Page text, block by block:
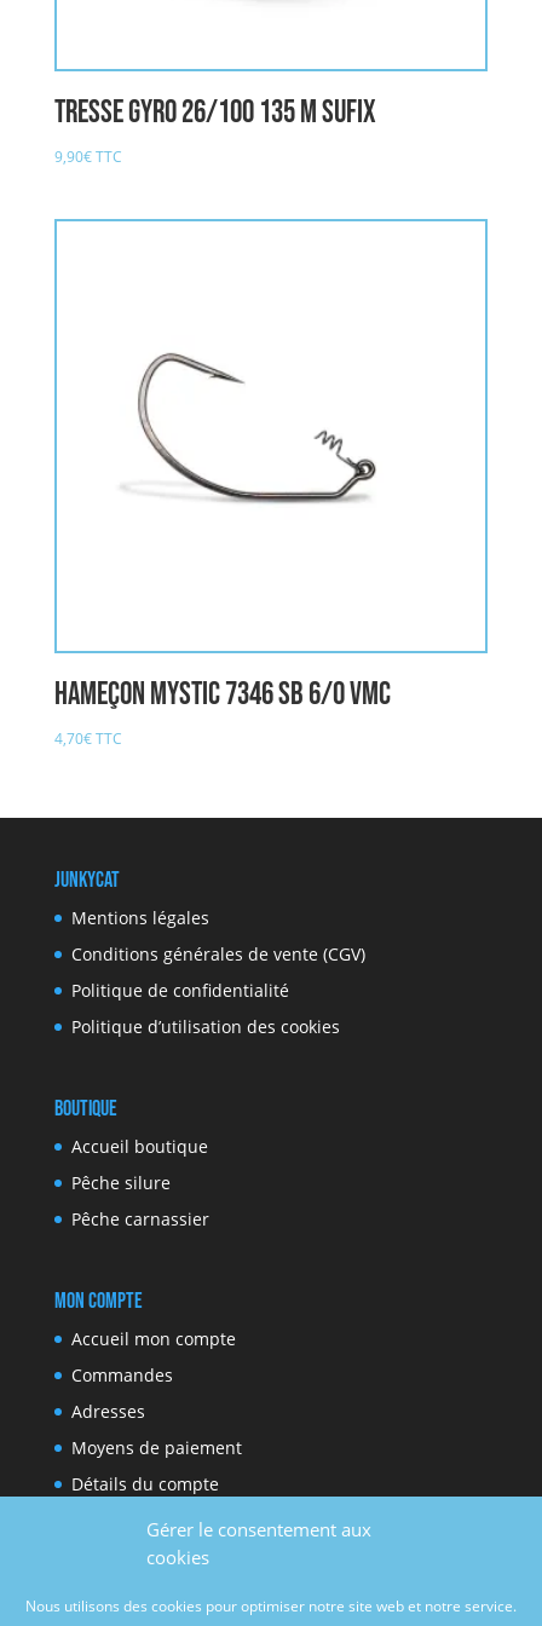
Gérer le consentement aux
cookies
Nous utilisons des cookies pour optimiser notre site web et notre service.
Tresse GYRO 26/100 135 M SUFIX
9,90€TTC
Hameçon MYSTIC 7346 SB 6/0 VMC
4,70€TTC
JunkyCat
Mentions légales
Conditions générales de vente (CGV)
Politique de confidentialité
Politique d’utilisation des cookies
Boutique
Accueil boutique
Pêche silure
Pêche carnassier
Mon compte
Accueil mon compte
Commandes
Adresses
Moyens de paiement
Détails du compte
Réseaux sociaux